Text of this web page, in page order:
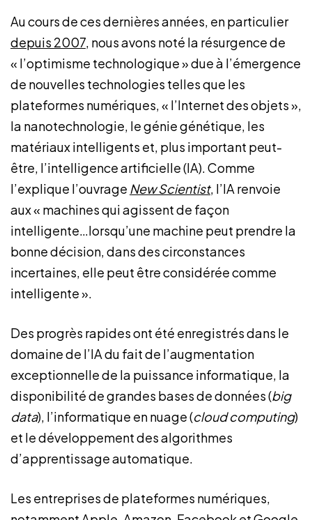
Au cours de ces dernières années, en particulier
depuis 2007, nous avons noté la résurgence de
« l’optimisme technologique » due à l’émergence
de nouvelles technologies telles que les
plateformes numériques, « l’Internet des objets »,
la nanotechnologie, le génie génétique, les
matériaux intelligents et, plus important peut-
être, l’intelligence artificielle (IA). Comme
l’explique l’ouvrage New Scientist, l’IA renvoie
aux « machines qui agissent de façon
intelligente…lorsqu’une machine peut prendre la
bonne décision, dans des circonstances
incertaines, elle peut être considérée comme
intelligente ».
Des progrès rapides ont été enregistrés dans le
domaine de l’IA du fait de l’augmentation
exceptionnelle de la puissance informatique, la
disponibilité de grandes bases de données (big
data), l’informatique en nuage (cloud computing)
et le développement des algorithmes
d’apprentissage automatique.
Les entreprises de plateformes numériques,